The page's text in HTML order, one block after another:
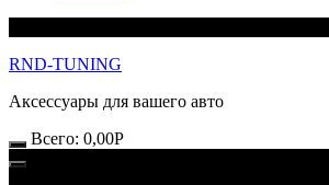
RND-TUNING
Аксессуары для вашего авто
Всего: 0,00Р